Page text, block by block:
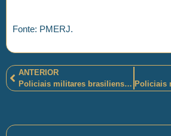
Fonte: PMERJ.
ANTERIOR
Policiais militares brasilienses e fluminenses e policiais rodoviários federais e analista ambiental do IBAMA concluíram o 4º Curso de Operações Lacustres